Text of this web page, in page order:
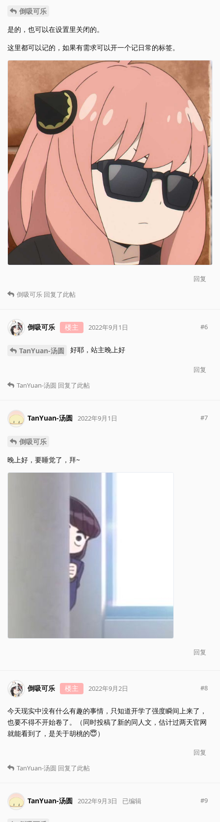
倒吸可乐
是的，也可以在设置里关闭的。
这里都可以记的，如果有需求可以开一个记日常的标签。
回复
倒吸可乐 回复了此帖
倒吸可乐 楼主 2022年9月1日 #6
TanYuan-汤圆 好耶，站主晚上好
回复
TanYuan-汤圆 回复了此帖
TanYuan-汤圆 2022年9月1日 #7
倒吸可乐
晚上好，要睡觉了，拜~
回复
倒吸可乐 楼主 2022年9月2日 #8
今天现实中没有什么有趣的事情，只知道开学了强度瞬间上来了，
也要不得不开始卷了。（同时投稿了新的同人文，估计过两天官网
就能看到了，是关于胡桃的😇）
回复
TanYuan-汤圆 回复了此帖
TanYuan-汤圆 2022年9月3日 已编辑 #9